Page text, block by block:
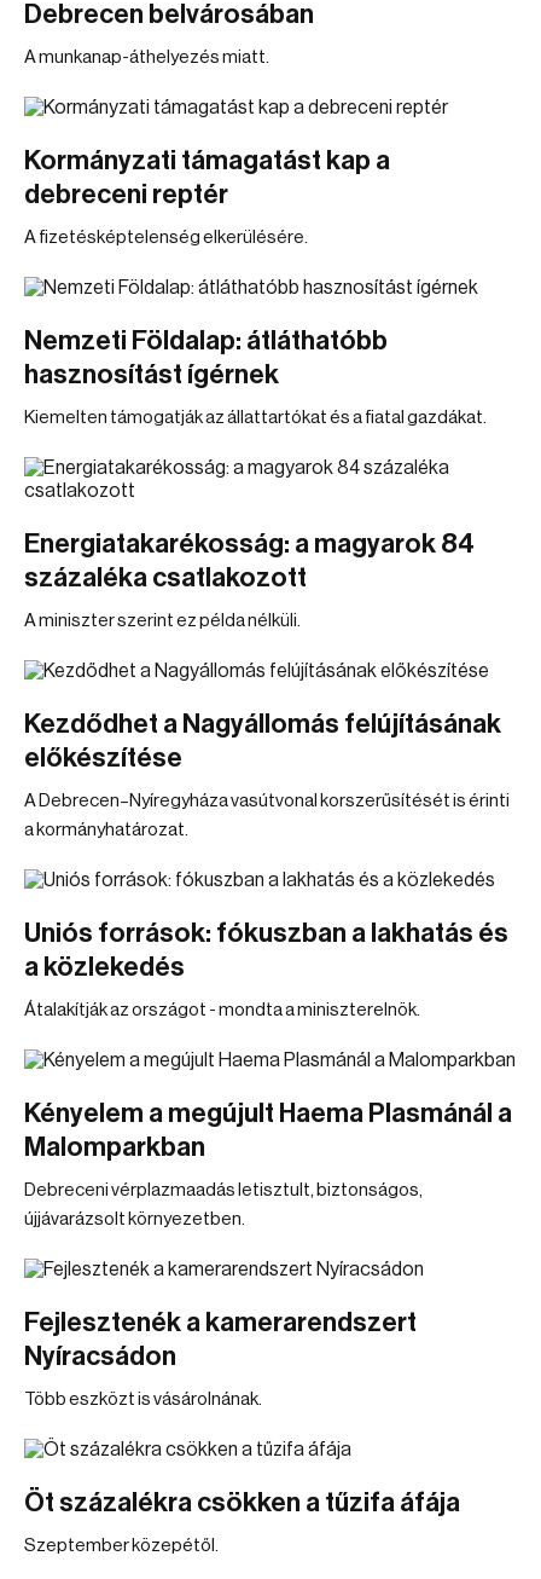
Debrecen belvárosában
A munkanap-áthelyezés miatt.
Kormányzati támagatást kap a
debreceni reptér
A fizetésképtelenség elkerülésére.
Nemzeti Földalap: átláthatóbb
hasznosítást ígérnek
Kiemelten támogatják az állattartókat és a fiatal gazdákat.
Energiatakarékosság: a magyarok 84
százaléka csatlakozott
A miniszter szerint ez példa nélküli.
Kezdődhet a Nagyállomás felújításának
előkészítése
A Debrecen–Nyíregyháza vasútvonal korszerűsítését is érinti
a kormányhatározat.
Uniós források: fókuszban a lakhatás és
a közlekedés
Átalakítják az országot - mondta a miniszterelnök.
Kényelem a megújult Haema Plasmánál a
Malomparkban
Debreceni vérplazmaadás letisztult, biztonságos,
újjávarázsolt környezetben.
Fejlesztenék a kamerarendszert
Nyíracsádon
Több eszközt is vásárolnának.
Öt százalékra csökken a tűzifa áfája
Szeptember közepétől.